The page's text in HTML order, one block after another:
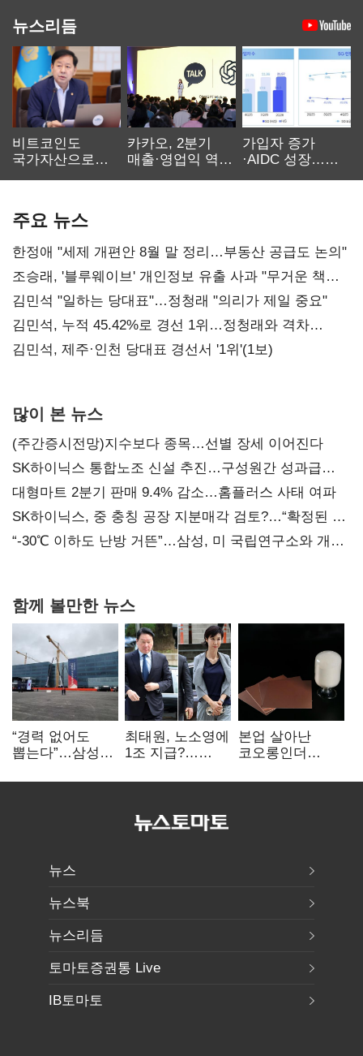
뉴스리듬
비트코인도
국가자산으로…'
카카오, 2분기
매출·영업익 역대
가입자 증가
·AIDC 성장…
주요 뉴스
한정애 "세제 개편안 8월 말 정리…부동산 공급도 논의"
조승래, '블루웨이브' 개인정보 유출 사과 "무거운 책임
통감"
김민석 "일하는 당대표"…정청래 "의리가 제일 중요"
김민석, 누적 45.42%로 경선 1위…정청래와 격차
0.86%p(2보)
김민석, 제주·인천 당대표 경선서 '1위'(1보)
많이 본 뉴스
(주간증시전망)지수보다 종목…선별 장세 이어진다
SK하이닉스 통합노조 신설 추진…구성원간 성과급
불만 확산
대형마트 2분기 판매 9.4% 감소…홈플러스 사태 여파
SK하이닉스, 중 충칭 공장 지분매각 검토?…“확정된 바
없어”
“-30℃ 이하도 난방 거뜬”…삼성, 미 국립연구소와 개발
함께 볼만한 뉴스
“경력 없어도
뽑는다”…삼성
반도체 인재
최태원, 노소영에
1조 지급?…
본업 살아난
코오롱인더
배터리 소재로
뉴스
뉴스북
뉴스리듬
토마토증권통 Live
IB토마토